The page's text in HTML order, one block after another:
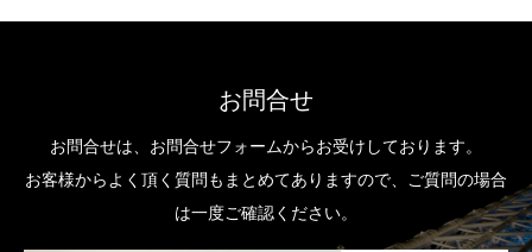
お問合せ
お問合せは、お問合せフォームからお受けしております。
お客様からよく頂く質問もまとめてありますので、ご質問の場合
は一度ご確認ください。